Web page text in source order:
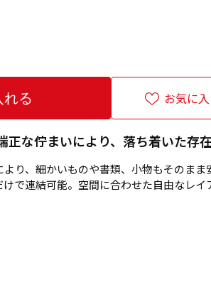
お気に入
正な佇まいにより、落ち着いた存
り、細かいものや書類、小物もそのまま
で連結可能。空間に合わせた自由なレイ